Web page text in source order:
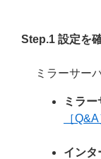
Step.1 設定を
ミラーサー
ミラ
［
インタ